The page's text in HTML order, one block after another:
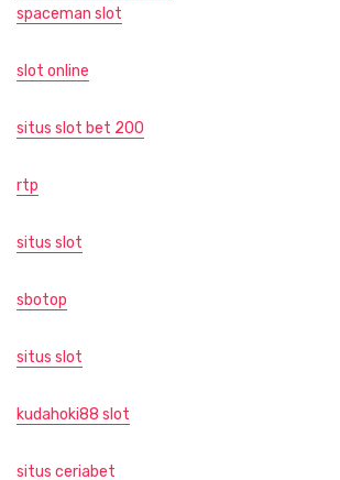
spaceman slot
slot online
situs slot bet 200
rtp
situs slot
sbotop
situs slot
kudahoki88 slot
situs ceriabet